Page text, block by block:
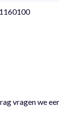
vragen we